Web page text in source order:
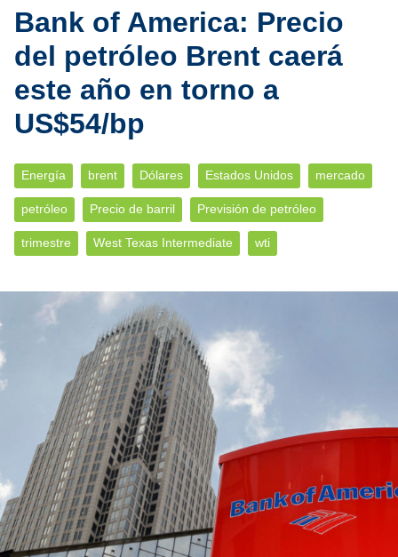
Bank of America: Precio
del petróleo Brent caerá
este año en torno a
US$54/bp
Energía brent Dólares Estados Unidos mercado
petróleo Precio de barril Previsión de petróleo
trimestre West Texas Intermediate wti